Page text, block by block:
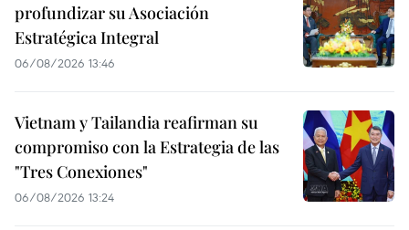
profundizar su Asociación
Estratégica Integral
06/08/2026 13:46
Vietnam y Tailandia reafirman su
compromiso con la Estrategia de las
"Tres Conexiones"
06/08/2026 13:24